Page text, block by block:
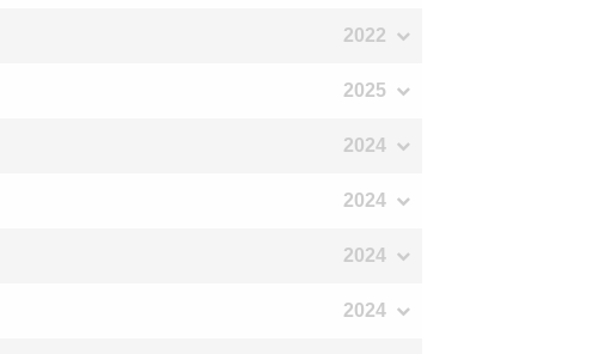
2022
2025
2024
2024
2024
2024